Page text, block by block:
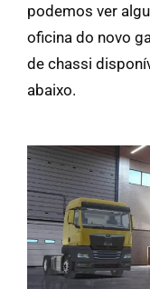
podemos ver
oficina do novo
de chassi
abaixo.